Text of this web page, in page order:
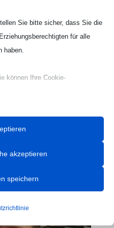
Sie bitte sicher, dass Sie die
für alle
haben.
können Ihre Cookie-
ändern, indem Sie auf die
bestimmter Arten von Cookies
akzeptieren
speichern